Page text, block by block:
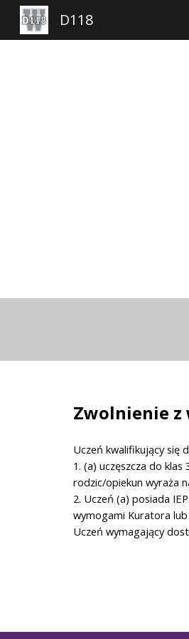
D118
Zwolnienie z
Uczeń kwalifikujący się
1. (a) uczęszcza do
rodzic/opiekun wyraża
2. Uczeń (a) posiada
wymogami Kuratora
Uczeń wymagający